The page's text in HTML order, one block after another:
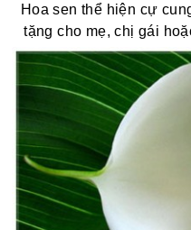
Hoa sen thể hiện cự
tặng cho mẹ, chị gái